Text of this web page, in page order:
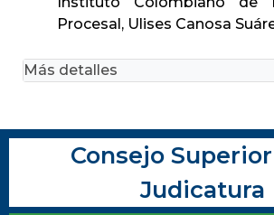
Procesal, Ulises Canosa
Más detalles
Consejo
Judicatura